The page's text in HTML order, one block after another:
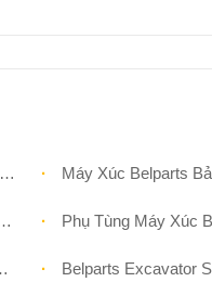
Máy Xúc Belparts Bảng Điều Khiển Điện Cụm
Phụ Tùng Máy Xúc Belparts
Belparts Excavator Spare Part Panel LCD Gauge